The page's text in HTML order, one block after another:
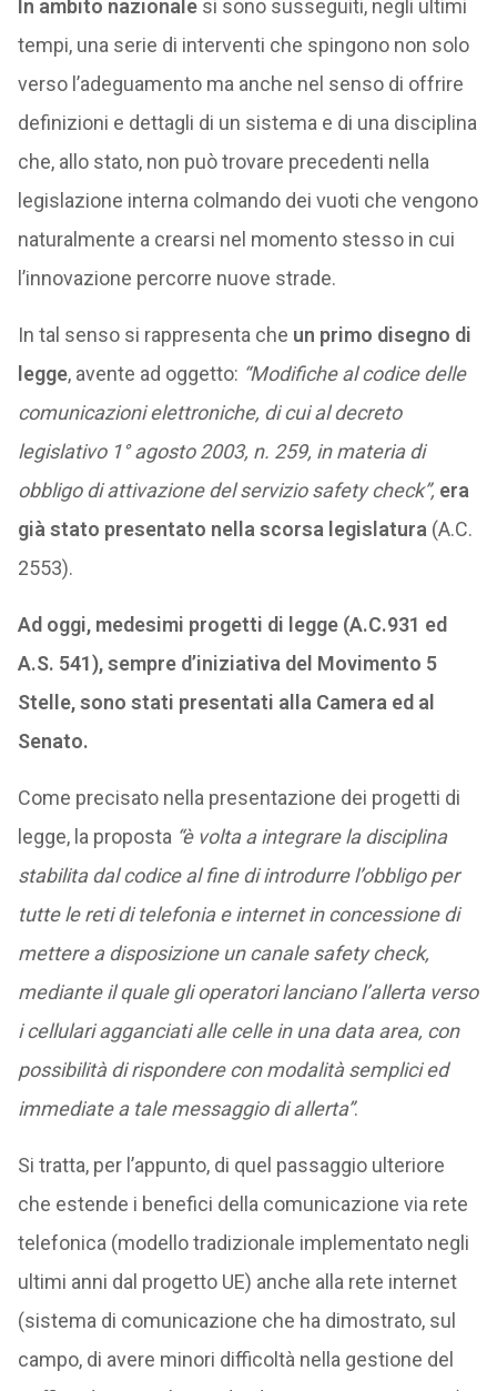
In ambito nazionalesi sono susseguiti, negli ultimi
tempi, una serie di interventi che spingono non solo
verso l’adeguamento ma anche nel senso di offrire
definizioni e dettagli di un sistema e di una disciplina
che, allo stato, non può trovare precedenti nella
legislazione interna colmando dei vuoti che vengono
naturalmente a crearsi nel momento stesso in cui
l’innovazione percorre nuove strade.
In tal senso si rappresenta che un primo disegno di
legge, avente ad oggetto: “Modifiche al codice delle
comunicazioni elettroniche, di cui al decreto
legislativo 1° agosto 2003, n. 259, in materia di
obbligo di attivazione del servizio safety check”, era
già stato presentato nella scorsa legislatura (A.C.
2553).
Ad oggi, medesimi progetti di legge (A.C.931 ed
A.S. 541), sempre d’iniziativa del Movimento 5
Stelle, sono stati presentati alla Camera ed al
Senato.
Come precisato nella presentazione dei progetti di
legge, la proposta “è volta a integrare la disciplina
stabilita dal codice al fine di introdurre l’obbligo per
tutte le reti di telefonia e internet in concessione di
mettere a disposizione un canale safety check,
mediante il quale gli operatori lanciano l’allerta verso
i cellulari agganciati alle celle in una data area, con
possibilità di rispondere con modalità semplici ed
immediate a tale messaggio di allerta”.
Si tratta, per l’appunto, di quel passaggio ulteriore
che estende i benefici della comunicazione via rete
telefonica (modello tradizionale implementato negli
ultimi anni dal progetto UE) anche alla rete internet
(sistema di comunicazione che ha dimostrato, sul
campo, di avere minori difficoltà nella gestione del